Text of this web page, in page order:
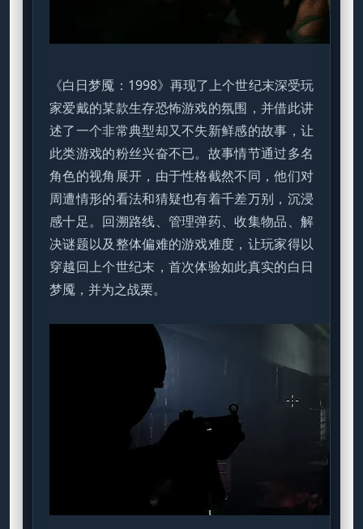
《白日梦魇：1998》再现了上个世纪末深受玩
家爱戴的某款生存恐怖游戏的氛围，并借此讲
述了一个非常典型却又不失新鲜感的故事，让
此类游戏的粉丝兴奋不已。故事情节通过多名
角色的视角展开，由于性格截然不同，他们对
周遭情形的看法和猜疑也有着千差万别，沉浸
感十足。回溯路线、管理弹药、收集物品、解
决谜题以及整体偏难的游戏难度，让玩家得以
穿越回上个世纪末，首次体验如此真实的白日
梦魇，并为之战栗。